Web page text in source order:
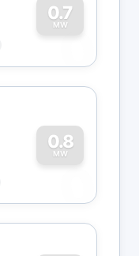
0.7
MW
0
0.8
MW
0